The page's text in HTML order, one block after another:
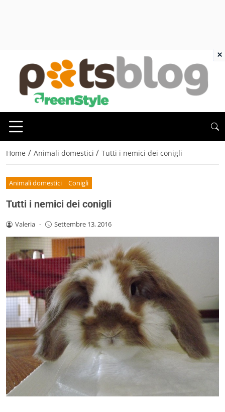
Home / Animali domestici / Tutti i nemici dei conigli
Animali domestici Conigli
Tutti i nemici dei conigli
Valeria - Settembre 13, 2016
×